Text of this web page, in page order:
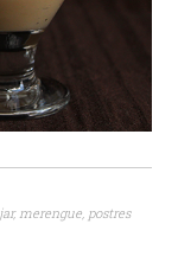
,merengue, postres